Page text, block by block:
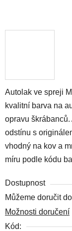
Autolak ve spreji
kvalitní barva na
opravu
odstínu s
vhodný na kov a
míru podle kódu
Dostupnost
Můžeme doručit
Možnosti doručení
Kód: